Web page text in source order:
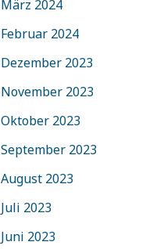
März 2024
Februar 2024
Dezember 2023
November 2023
Oktober 2023
September 2023
August 2023
Juli 2023
Juni 2023